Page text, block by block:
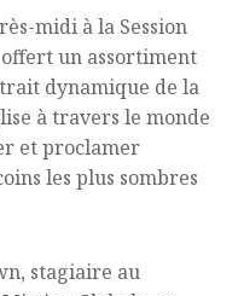
midi à la Session
un assortiment
dynamique de la
à travers le monde
et proclamer
les plus sombres
stagiaire au